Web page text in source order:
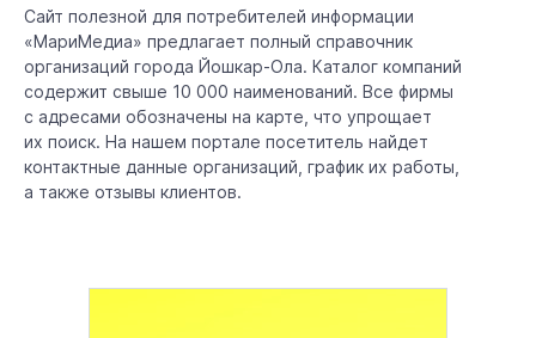
Сайт полезной для потребителей информации
«МариМедиа» предлагает полный справочник
организаций города Йошкар-Ола. Каталог компаний
содержит свыше 10 000 наименований. Все фирмы
с адресами обозначены на карте, что упрощает
их поиск. На нашем портале посетитель найдет
контактные данные организаций, график их работы,
а также отзывы клиентов.